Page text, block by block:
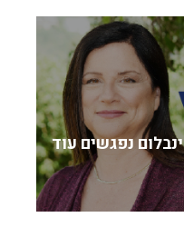
נפגשים עוד